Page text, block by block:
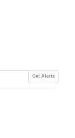
Get Alerts